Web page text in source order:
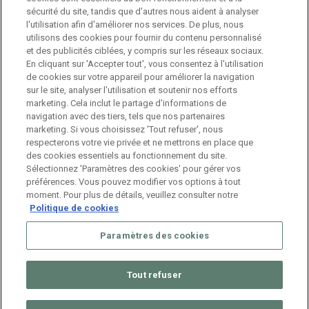
Branch Manager Namur
Namur Temps plein
Branch Manager Anderlecht
Anderlecht Temps plein
Job étudiant – HR Consultant
Anderlecht Temporaire
© 2026 ManpowerGroup Belgium. All Rights Reserved.Muffin
sécurité du site, tandis que d'autres nous aident à analyser
l'utilisation afin d'améliorer nos services. De plus, nous
utilisons des cookies pour fournir du contenu personnalisé
et des publicités ciblées, y compris sur les réseaux sociaux.
En cliquant sur 'Accepter tout', vous consentez à l'utilisation
de cookies sur votre appareil pour améliorer la navigation
sur le site, analyser l'utilisation et soutenir nos efforts
marketing. Cela inclut le partage d'informations de
navigation avec des tiers, tels que nos partenaires
marketing. Si vous choisissez 'Tout refuser', nous
respecterons votre vie privée et ne mettrons en place que
des cookies essentiels au fonctionnement du site.
Sélectionnez 'Paramètres des cookies' pour gérer vos
préférences. Vous pouvez modifier vos options à tout
moment. Pour plus de détails, veuillez consulter notre
Politique de cookies
Paramètres des cookies
Tout refuser